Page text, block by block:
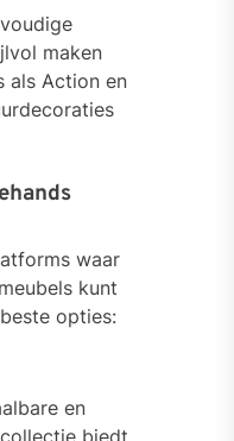
maken
als Action en
waar
kunt
opties:
en